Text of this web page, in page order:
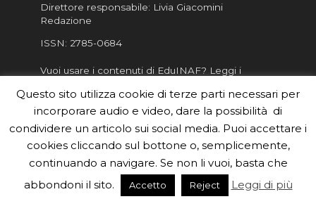
Direttore responsabile: Livia Giacomini
Redazione
ISSN: 2785-0684
Vuoi usare i contenuti di EduINAF? Leggi i
Informativa sulla Privacy
Informatva sui Cookie
Per la rubrica de l'Astronomo risponde, per
inviarci le tue foto o i tuoi contributi, scrivici a
redazione.edu [chiocciola] inaf.it oppure
il form
Questo sito utilizza cookie di terze parti necessari per
incorporare audio e video, dare la possibilità di
condividere un articolo sui social media. Puoi accettare i
cookies cliccando sul bottone o, semplicemente,
continuando a navigare. Se non li vuoi, basta che
abbondoni il sito.
Accetto Reject Leggi di più